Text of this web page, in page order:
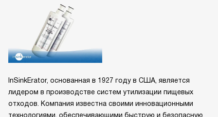
InSinkErator, основанная в 1927 году в США, является
лидером в производстве систем утилизации пищевых
отходов. Компания известна своими инновационными
технологиями, обеспечивающими быструю и безопасную